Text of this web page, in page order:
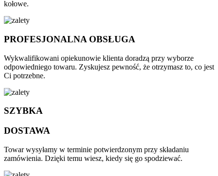
kołowe.
PROFESJONALNA OBSŁUGA
Wykwalifikowani opiekunowie klienta doradzą przy wyborze
odpowiedniego towaru. Zyskujesz pewność, że otrzymasz to, co jest
Ci potrzebne.
SZYBKA
DOSTAWA
Towar wysyłamy w terminie potwierdzonym przy składaniu
zamówienia. Dzięki temu wiesz, kiedy się go spodziewać.